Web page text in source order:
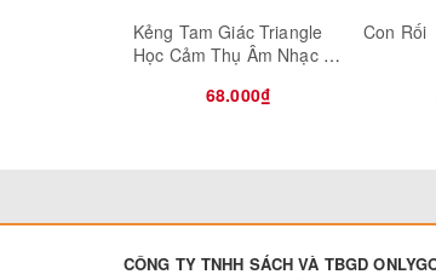
Kẻng Tam Giác Triangle
Học Cảm Thụ Âm Nhạc 7
68.000₫
Con Rối
CÔNG TY TNHH SÁCH VÀ TBGD